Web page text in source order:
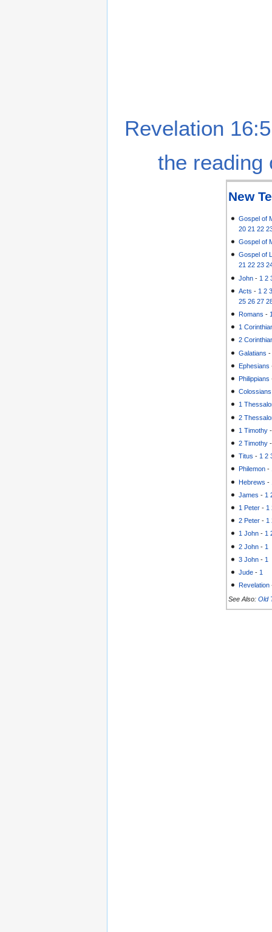
Revelation
the reading
New
Gospel of
20 21 22
Gospel of
Gospel of
21 22 23
John - 1 2
Acts - 1 2
25 26 27
Romans -
1
2
Galatians
Ephesians
Philippians
Colossians
1
2
1 Timothy
2 Timothy
Titus - 1 2
Philemon -
Hebrews -
James - 1
1 Peter - 1
2 Peter - 1
1 John -1
2 John - 1
3 John - 1
Jude - 1
Revelation
See Also: Old